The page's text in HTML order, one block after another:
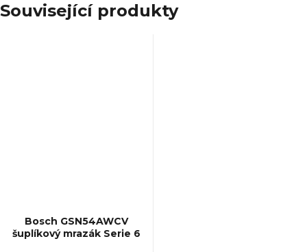
Související produkty
Bosch GSN54AWCV
šuplíkový mrazák Serie 6